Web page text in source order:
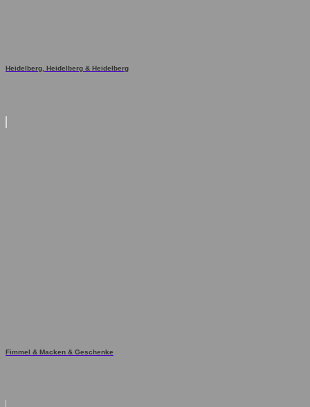
Heidelberg, Heidelberg & Heidelberg
Fimmel & Macken & Geschenke